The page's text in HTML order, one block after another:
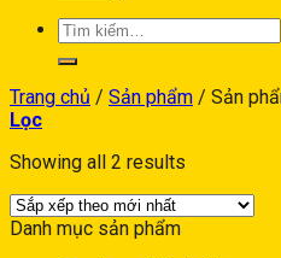
Trang chủ / Sản phẩm / Sản
Lọc
Showing all 2 results
Danh mục sản phẩm